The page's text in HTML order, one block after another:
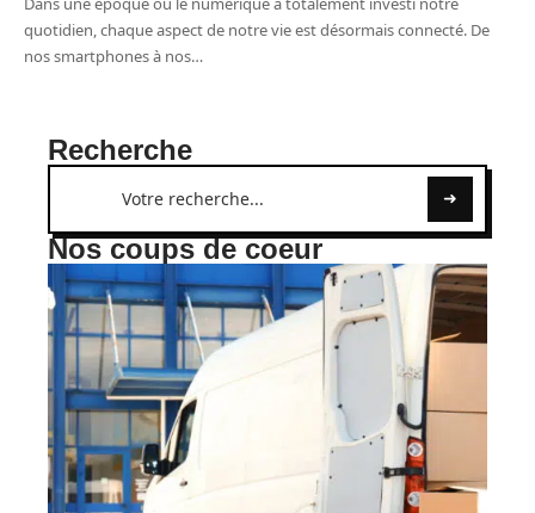
quotidien, chaque aspect de notre vie est désormais connecté. De
nos smartphones à nos…
Recherche
Nos coups de coeur